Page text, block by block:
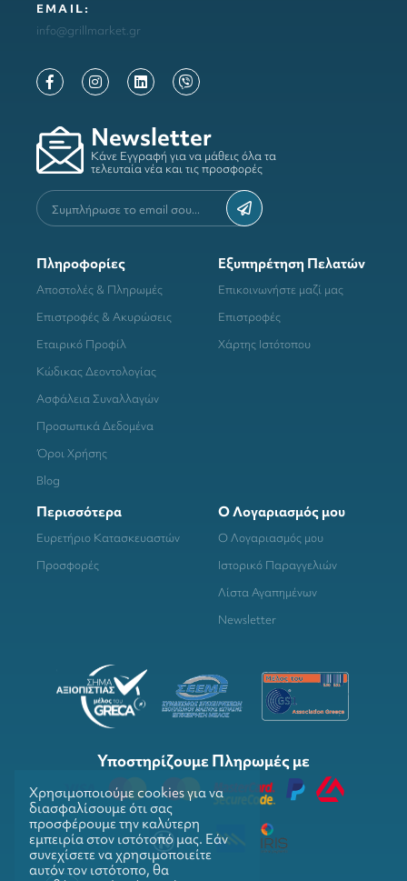
ΕΜΑΙL:
info@grillmarket.gr
Newsletter
Κάνε Εγγραφή για να μάθεις όλα τα
τελευταία νέα και τις προσφορές
Πληροφορίες
Αποστολές & Πληρωμές
Επιστροφές & Ακυρώσεις
Εταιρικό Προφίλ
Κώδικας Δεοντολογίας
Ασφάλεια Συναλλαγών
Προσωπικά Δεδομένα
Όροι Χρήσης
Blog
Εξυπηρέτηση Πελατών
Επικοινωνήστε μαζί μας
Επιστροφές
Χάρτης Ιστότοπου
Περισσότερα
Ευρετήριο Κατασκευαστών
Προσφορές
Ο Λογαριασμός μου
Ο Λογαριασμός μου
Ιστορικό Παραγγελιών
Λίστα Αγαπημένων
Newsletter
Υποστηρίζουμε Πληρωμές με
Χρησιμοποιούμε cookies για να
διασφαλίσουμε ότι σας
προσφέρουμε την καλύτερη
εμπειρία στον ιστότοπό μας. Εάν
συνεχίσετε να χρησιμοποιείτε
αυτόν τον ιστότοπο, θα